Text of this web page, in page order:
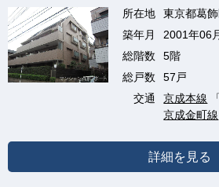
所在地
東京都葛
築年月
2001年06
総階数
5階
総戸数
57戸
交通
京成本線
京成金町線
詳細を見る